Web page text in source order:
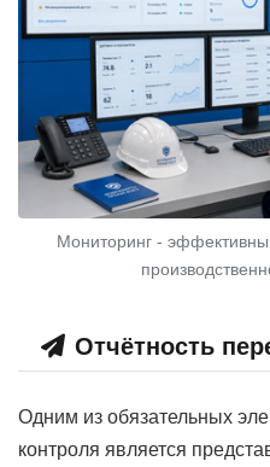
Мониторинг -
Отчётность
Одним из обязательных
контроля является